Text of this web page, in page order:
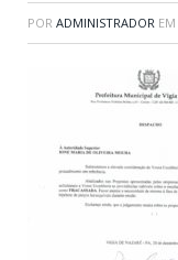
POR ADMINISTRADOR EM